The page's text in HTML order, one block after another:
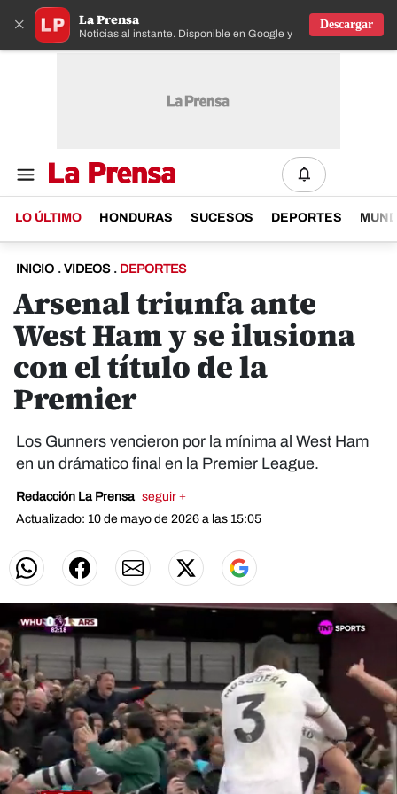
× La Prensa
Noticias al instante. Disponible en Google y IOS
Descargar
LO ÚLTIMO HONDURAS SUCESOS DEPORTES
INICIO . VIDEOS . DEPORTES
Arsenal triunfa ante
West Ham y se ilusiona
con el título de la
Premier
Los Gunners vencieron por la mínima al West Ham
en un drámatico final en la Premier League.
Redacción La Prensa seguir +
Actualizado: 10 de mayo de 2026 a las 15:05